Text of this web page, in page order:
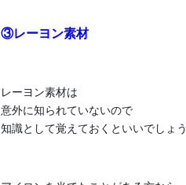
③レーヨン素材
レーヨン素材は
意外に知られていないので
知識として覚えておくといいでしょう